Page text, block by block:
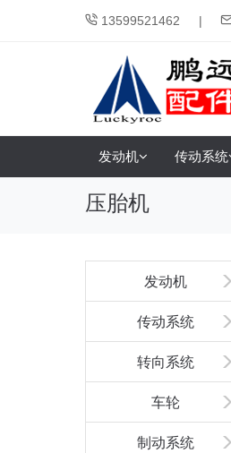
13599521462
发动机 传动系统
压胎机
发动机
传动系统
转向系统
车轮
制动系统